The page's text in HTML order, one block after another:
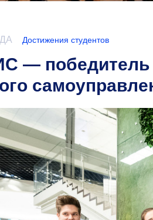
Достижения студентов
— победитель